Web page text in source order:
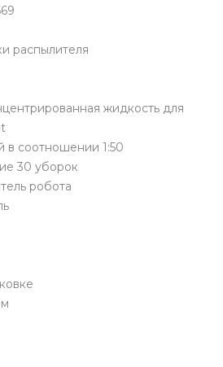
распылителя
жидкость для
в соотношении 1:50
30 уборок
робота